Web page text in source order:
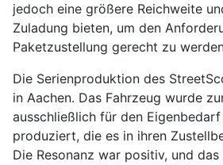
jedoch eine größere Reichweite
Zuladung bieten, um den
Paketzustellung gerecht zu
Die Serienproduktion des
in Aachen. Das Fahrzeug wurde
ausschließlich für den
produziert, die es in ihren
Die Resonanz war positiv, und